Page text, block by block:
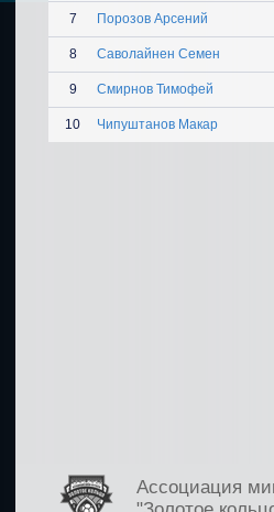
7 Порозов Арсений
8 Саволайнен Семен
9 Смирнов Тимофей
10 Чипуштанов Макар
Ассоциация